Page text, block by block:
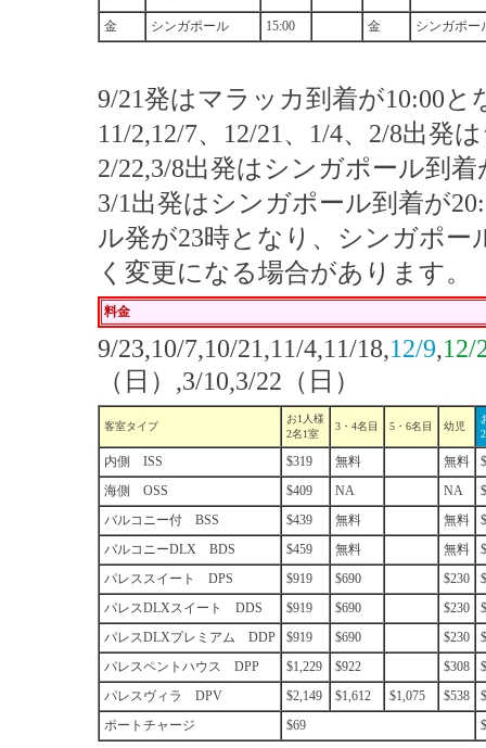
金 シンガポール 15:00 金 シンガポー
9/21発はマラッカ到着が10:00と
11/2,12/7、12/21、1/4、2/8出発
2/22,3/8出発はシンガポール到
3/1出発はシンガポール到着が
ル発が23時となり、シンガポ
く変更になる場合があります。
料金
9/23,10/7,10/21,11/4,11/18,12/9,12/
（日）,3/10,3/22（日）
客室タイプ
お1人様
2名1室
3・4名目 5・6名目 幼児
内側 ISS $319 無料 無料
海側 OSS
$409 NA NA
バルコニー付 BSS
$439 無料 無料
バルコニーDLX BDS
$459 無料 無料
パレススイート DPS
$919 $690 $230
パレスDLXスイート DDS
$919 $690 $230
パレスDLXプレミアム DDP
$919 $690 $230
パレスペントハウス DPP
$1,229 $922 $308
パレスヴィラ DPV
$2,149 $1,612 $1,075 $538
ポートチャージ
$69